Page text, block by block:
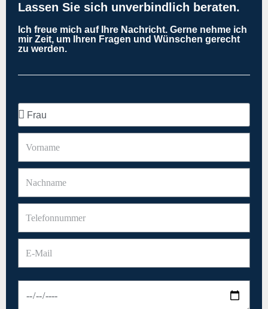
Lassen Sie sich unverbindlich beraten.
Ich freue mich auf Ihre Nachricht. Gerne nehme ich
mir Zeit, um Ihren Fragen und Wünschen gerecht
zu werden.